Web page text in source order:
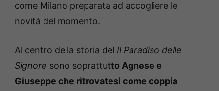
come Milano preparata ad accogliere le
novità del momento.
Al centro della storia del Il Paradiso delle
Signore sono soprattutto Agnese e
Giuseppe che ritrovatesi come coppia